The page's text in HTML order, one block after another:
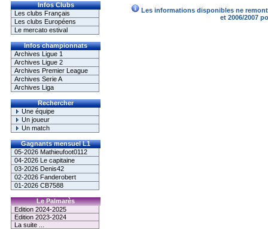
Infos Clubs
Les clubs Français
Les clubs Européens
Le mercato estival
Infos championnats
Archives Ligue 1
Archives Ligue 2
Archives Premier League
Archives Serie A
Archives Liga
Rechercher
Une équipe
Un joueur
Un match
Gagnants mensuel L1
05-2026 Mathieufoot0112
04-2026 Le capitaine
03-2026 Denis42
02-2026 Fanderobert
01-2026 CB7588
Le Palmarès
Edition 2024-2025
Edition 2023-2024
La suite ...
Les informations disponibles ne
et 2006/2007